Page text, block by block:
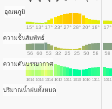
อุณหภูมิ
15° 13° 17° 23° 27° 28° 20° 18° 17°
ความชื้นสัมพัทธ์
56 60 53 32 25 25 50 58 58
ความดันบรรยากาศ
1014 1014 1014 1013 1011 1010 1010 1011 1011
ปริมาณน้ำฝนทั้งหมด